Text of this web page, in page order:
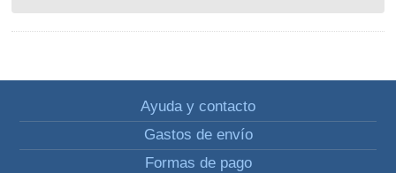
Ayuda y contacto
Gastos de envío
Formas de pago